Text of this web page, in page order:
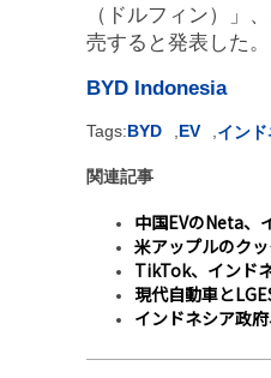
（ドルフィン）」
売すると発表した。
BYD Indonesia
Tags:BYD EV イン
関連記事
中国EVのNeta、
米アップルのク
TikTok、インド
現代自動車と
インドネシア政